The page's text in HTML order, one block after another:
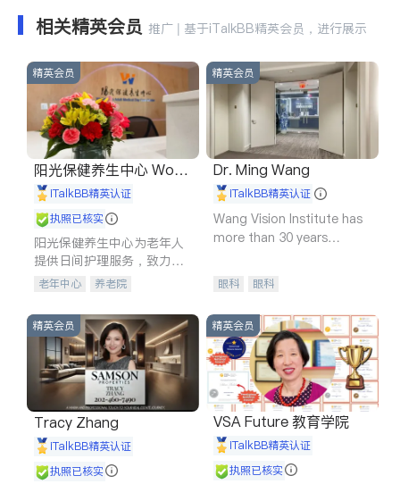
相关精英会员 推广 | 基于iTalkBB精英会员，进行展示
精英会员
阳光保健养生中心 World
shine
iTalkBB精英认证
执照已核实
阳光保健养生中心为老年人
提供日间护理服务，致力于
通过持续的护理创新来有效
老年中心 养老院
精英会员
Dr. Ming Wang
iTalkBB精英认证
Wang Vision Institute has
more than 30 years
眼科 眼科
精英会员
Tracy Zhang
iTalkBB精英认证
执照已核实
精英会员
VSA Future 教育学院
iTalkBB精英认证
执照已核实